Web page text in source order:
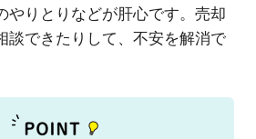
やりとりなどが肝心です。売却
談できたりして、不安を解消で